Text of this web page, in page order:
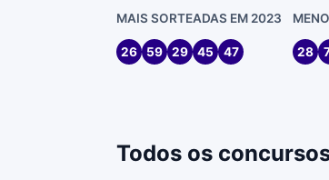
MAIS SORTEADAS EM 2023
26 59 29 45 47 28
Todos os